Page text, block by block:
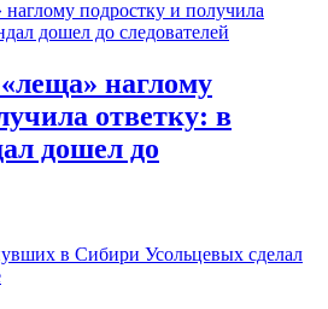
наглому
ответку: в
дошел до